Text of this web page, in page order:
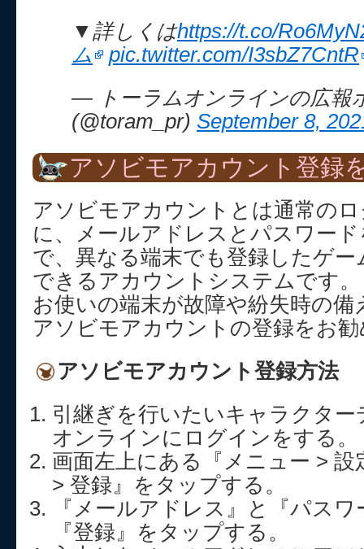
▼詳しくはhttps://t.co/
ム
pic.twitter.com/I3sbZ7CntR
— トーラムオンラインの広報
(@toram_pr) September 8,
アソビモアカウント登録
アソビモアカウントとは通常の
に、メールアドレスとパスワー
で、異なる端末でも登録したゲ
できるアカウントシステムです。
お使いの端末が故障や紛失時の
アソビモアカウントの登録をお
アソビモアカウント登録方法
引継ぎを行いたいキャラクタ
オンラインにログインをする。
画面左上にある『メニュー >
> 登録』をタップする。
『メールアドレス』と『パス
『登録』をタップする。